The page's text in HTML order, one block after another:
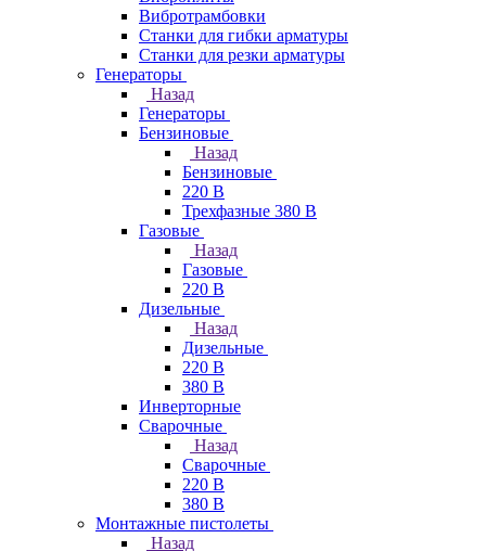
Вибротрамбовки
Станки для гибки арматуры
Станки для резки арматуры
Генераторы
Назад
Генераторы
Бензиновые
Назад
Бензиновые
220 В
Трехфазные 380 В
Газовые
Назад
Газовые
220 В
Дизельные
Назад
Дизельные
220 В
380 В
Инверторные
Сварочные
Назад
Сварочные
220 В
380 В
Монтажные пистолеты
Назад